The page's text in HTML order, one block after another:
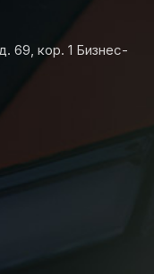
69, кор. 1 Бизнес-